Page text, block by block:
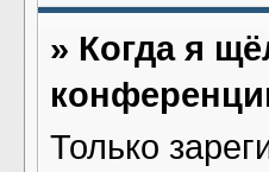
» Когда я
Только